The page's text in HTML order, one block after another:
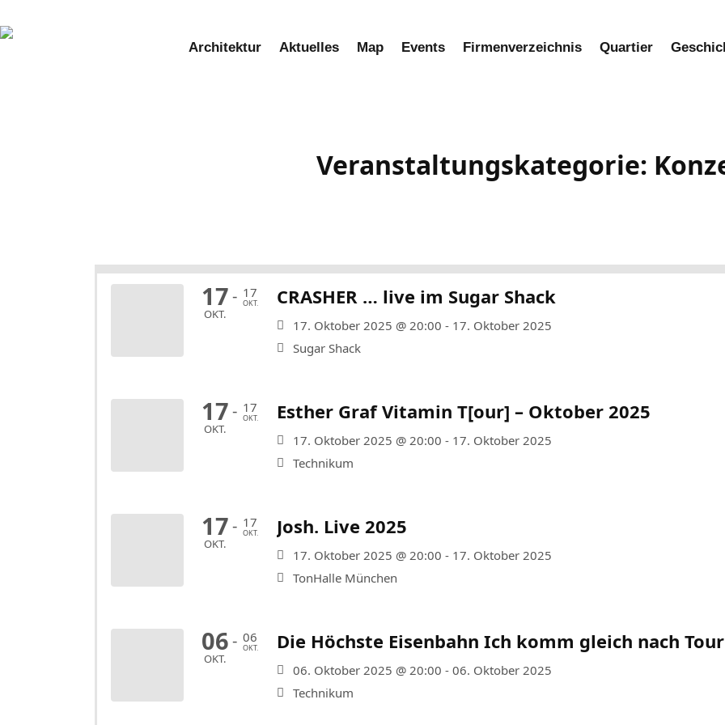
Inhalt
Architektur Aktuelles Map Events Firmenverzeichnis​ Quartier
Veranstaltungskategorie:
17
OKT.
- 17
OKT. CRASHER … live im Sugar Shack
17. Oktober 2025 @ 20:00 - 17. Oktober 2025
Sugar Shack
17
OKT.
- 17
OKT. Esther Graf Vitamin T[our] – Oktober 2025
17. Oktober 2025 @ 20:00 - 17. Oktober 2025
Technikum
17
OKT.
- 17
OKT. Josh. Live 2025
17. Oktober 2025 @ 20:00 - 17. Oktober 2025
TonHalle München
06
OKT.
- 06
OKT. Die Höchste Eisenbahn Ich komm gleich nach
06. Oktober 2025 @ 20:00 - 06. Oktober 2025
Technikum